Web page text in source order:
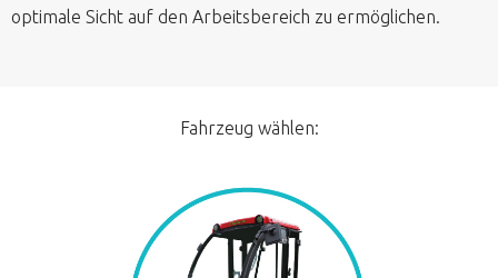
optimale Sicht auf den Arbeitsbereich zu ermöglichen.
Fahrzeug wählen: